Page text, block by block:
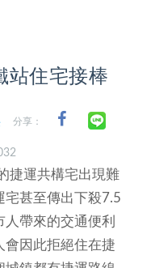
住宅接棒
分享：
捷運共構宅出現難
宅甚至傳出下殺7.5
帶來的交通便利
會因此拒絕住在捷